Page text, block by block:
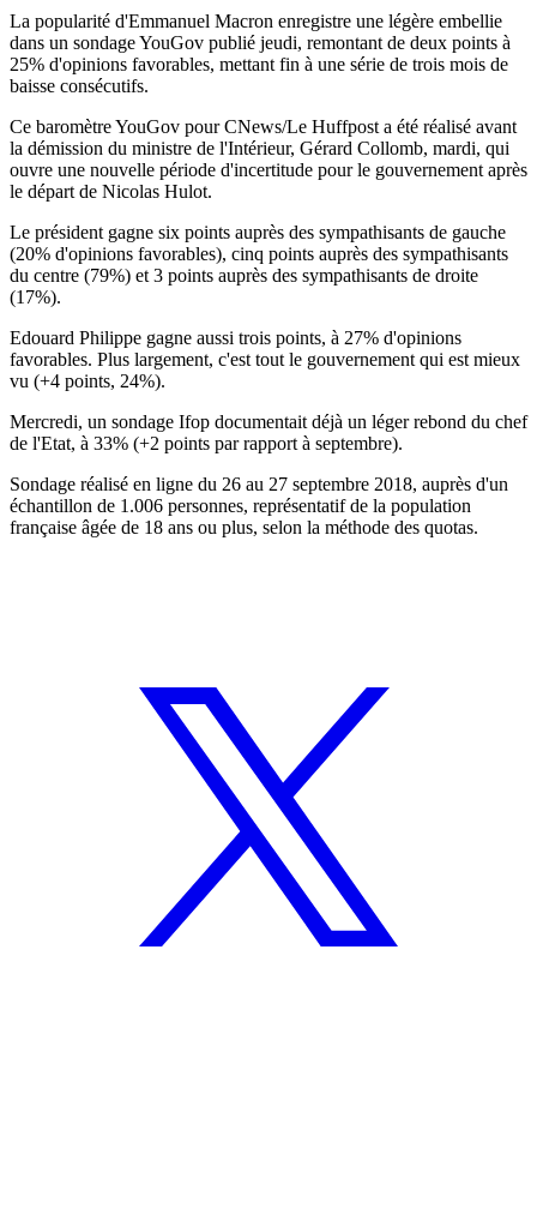
La popularité d'Emmanuel Macron enregistre une légère embellie
dans un sondage YouGov publié jeudi, remontant de deux points à
25% d'opinions favorables, mettant fin à une série de trois mois de
baisse consécutifs.
Ce baromètre YouGov pour CNews/Le Huffpost a été réalisé avant
la démission du ministre de l'Intérieur, Gérard Collomb, mardi, qui
ouvre une nouvelle période d'incertitude pour le gouvernement après
le départ de Nicolas Hulot.
Le président gagne six points auprès des sympathisants de gauche
(20% d'opinions favorables), cinq points auprès des sympathisants
du centre (79%) et 3 points auprès des sympathisants de droite
(17%).
Edouard Philippe gagne aussi trois points, à 27% d'opinions
favorables. Plus largement, c'est tout le gouvernement qui est mieux
vu (+4 points, 24%).
Mercredi, un sondage Ifop documentait déjà un léger rebond du chef
de l'Etat, à 33% (+2 points par rapport à septembre).
Sondage réalisé en ligne du 26 au 27 septembre 2018, auprès d'un
échantillon de 1.006 personnes, représentatif de la population
française âgée de 18 ans ou plus, selon la méthode des quotas.